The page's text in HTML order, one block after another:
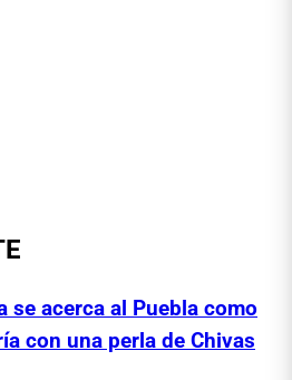
se acerca al Puebla como
con una perla de Chivas